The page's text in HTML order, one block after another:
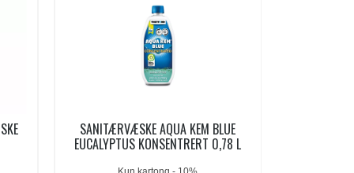
L
AQUA KEM BLUE SACHETS
SANITÆRVÆSKE 15 DOSER